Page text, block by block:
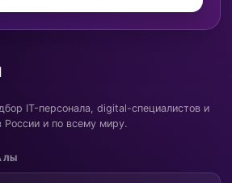
IT-персонала, digital-специалистов и
России и по всему миру.